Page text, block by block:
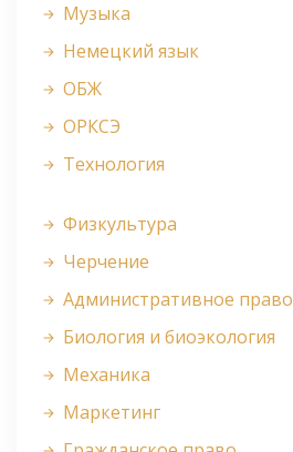
Музыка
Немецкий язык
ОБЖ
ОРКСЭ
Технология
Физкультура
Черчение
Административное право
Биология и биоэкология
Механика
Маркетинг